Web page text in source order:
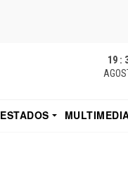
19 :
ESTADOS